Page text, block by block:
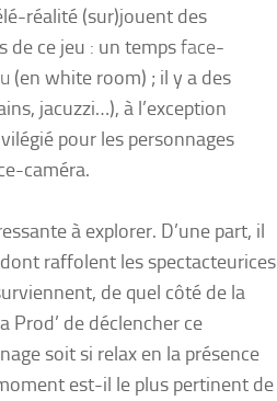
réalité (sur)jouent des
de ce jeu : un tempsface-
(en white room) ; il y a des
jacuzzi…), à l’exception
pour les personnages
caméra.
à explorer. D’une part, il
raffolent les spectacteurices
de quel côté de la
Prod’ de déclencher ce
soit si relax en la présence
est-il le plus pertinent de